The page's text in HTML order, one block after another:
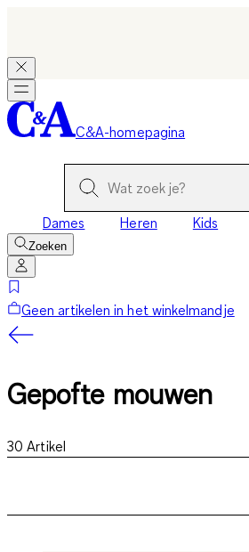
C&A-homepagina
Dames Heren Kids
Zoeken
Geen artikelen in het winkelmandje
Gepofte mouwen
30 Artikel